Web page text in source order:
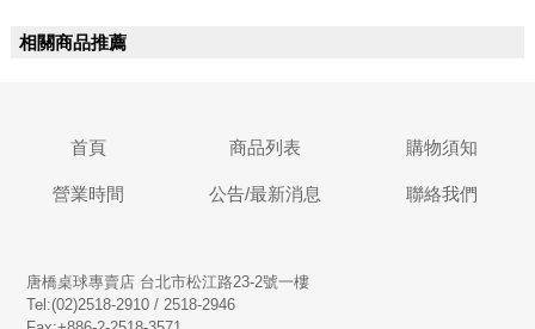
相關商品推薦
首頁 商品列表 購物須知
營業時間 公告/最新消息 聯絡我們
唐橋桌球專賣店 台北市松江路23-2號一樓
Tel:(02)2518-2910 / 2518-2946